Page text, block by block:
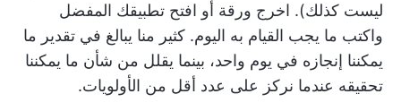
ليست كذلك). اخرج ورقة أو افتح تطبيقك المفضل
واكتب ما يجب القيام به اليوم. كثير منا يبالغ في تقدير ما
يمكننا إنجازه في يوم واحد، بينما يقلل من شأن ما يمكننا
تحقيقه عندما نركز على عدد أقل من الأولويات.